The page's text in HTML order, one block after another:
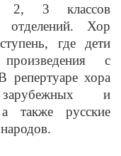
2, 3 классов
отделений. Хор
где дети
с
репертуаре хора
и
также русские